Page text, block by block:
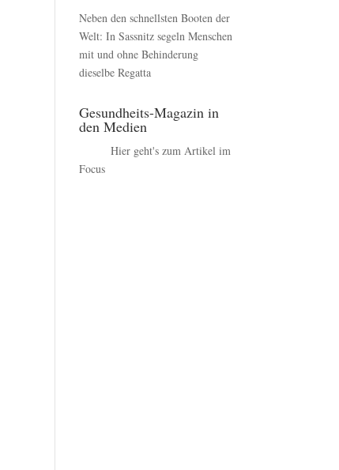
Neben den schnellsten Booten der
Welt: In Sassnitz segeln Menschen
mit und ohne Behinderung
dieselbe Regatta
Gesundheits-Magazin in
den Medien
Hier geht's zum Artikel im
Focus